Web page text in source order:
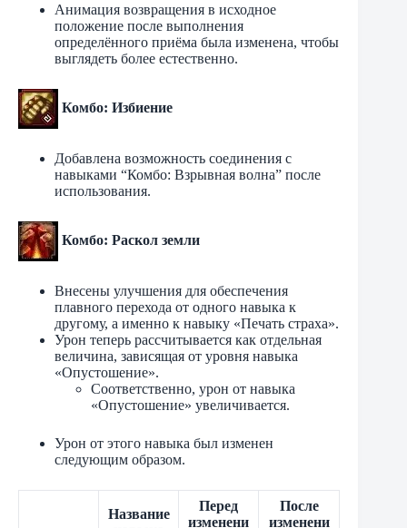
Анимация возвращения в исходное
положение после выполнения
определённого приёма была изменена, чтобы
выглядеть более естественно.
Комбо: Избиение
Добавлена ​​возможность соединения с
навыками “Комбо: Взрывная волна” после
использования.
Комбо: Раскол земли
Внесены улучшения для обеспечения
плавного перехода от одного навыка к
другому, а именно к навыку «Печать страха».
Урон теперь рассчитывается как отдельная
величина, зависящая от уровня навыка
«Опустошение».
Соответственно, урон от навыка
«Опустошение» увеличивается.
Урон от этого навыка был изменен
следующим образом.
Название
Перед
изменени
После
изменени